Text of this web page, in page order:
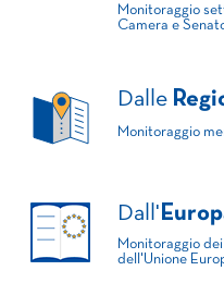
Monitoraggio
Camera e
Dalle
Monitoraggio
Dall'
Monitoraggio
dell'Unione